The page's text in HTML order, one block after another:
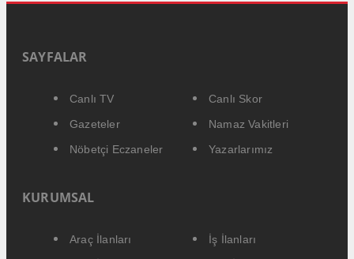
SAYFALAR
Canlı TV
Canlı Skor
Gazeteler
Namaz Vakitleri
Nöbetçi Eczaneler
Yazarlarımız
KURUMSAL
Araç İlanları
İş İlanları